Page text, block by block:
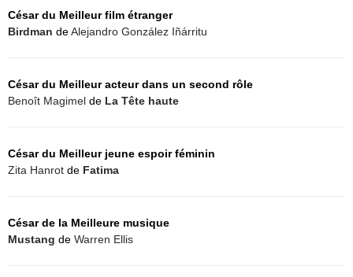
César du Meilleur film étranger
Birdman deAlejandro González Iñárritu
César du Meilleur acteur dans un second rôle
Benoît Magimel de La Tête haute
César du Meilleur jeune espoir féminin
Zita Hanrot de Fatima
César de la Meilleure musique
Mustang de Warren Ellis